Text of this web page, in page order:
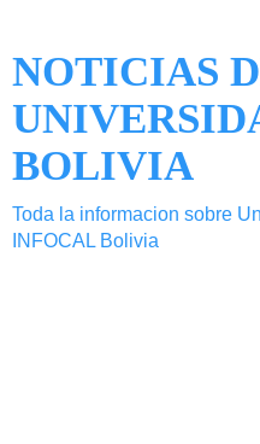
NOTICIAS
BOLIVIA
Toda la informacion sobre
INFOCAL Bolivia